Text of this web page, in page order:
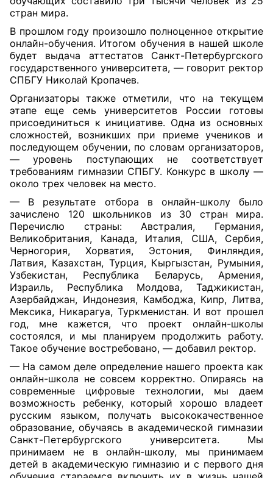
стран мира.
В прошлом году произошло полноценное открытие
онлайн-обучения. Итогом обучения в нашей школе
будет выдача аттестатов Санкт-Петербургского
государственного университета, — говорит ректор
СПБГУ Николай Кропачев.
Организаторы также отметили, что на текущем
этапе еще семь университетов России готовы
присоединиться к инициативе. Одна из основных
сложностей, возникших при приеме учеников и
последующем обучении, по словам организаторов,
— уровень поступающих не соответствует
требованиям гимназии СПБГУ. Конкурс в школу —
около трех человек на место.
— В результате отбора в онлайн-школу было
зачислено 120 школьников из 30 стран мира.
Перечислю страны: Австралия, Германия,
Великобритания, Канада, Италия, США, Сербия,
Черногория, Хорватия, Эстония, Финляндия,
Латвия, Казахстан, Турция, Кыргызстан, Румыния,
Узбекистан, Республика Беларусь, Армения,
Израиль, Республика Молдова, Таджикистан,
Азербайджан, Индонезия, Камбоджа, Кипр, Литва,
Мексика, Никарагуа, Туркменистан. И вот прошел
год, мне кажется, что проект онлайн-школы
состоялся, и мы планируем продолжить работу.
Такое обучение востребовано, — добавил ректор.
— На самом деле определение нашего проекта как
онлайн-школа не совсем корректно. Опираясь на
современные цифровые технологии, мы даем
возможность ребенку, который хорошо владеет
русским языком, получать высококачественное
образование, обучаясь в академической гимназии
Санкт-Петербургского университета. Мы
принимаем не в онлайн-школу, мы принимаем
детей в академическую гимназию и с первого дня